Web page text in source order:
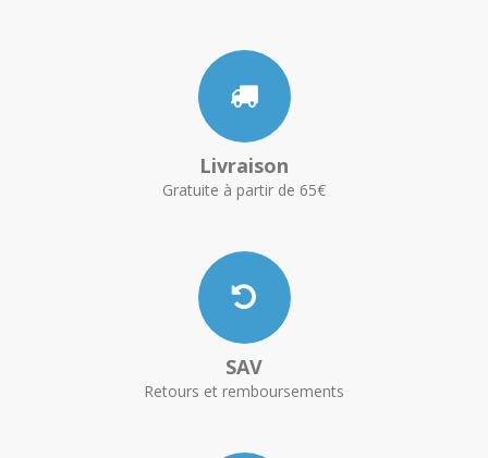
Livraison
Gratuite à partir de 65€
SAV
Retours et remboursements